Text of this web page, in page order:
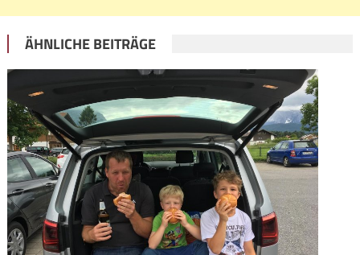
ÄHNLICHE BEITRÄGE